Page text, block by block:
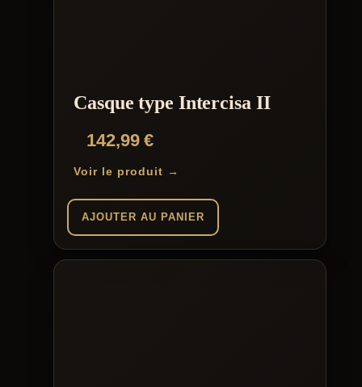
Casque type Intercisa II
142,99€
Voir le produit →
AJOUTER AU PANIER